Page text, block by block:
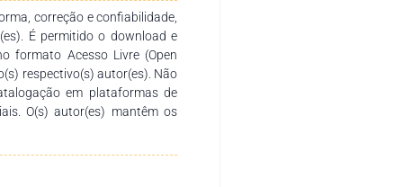
correção e confiabilidade,
É permitido o download e
formato Acesso Livre (Open
respectivo(s) autor(es). Não
em plataformas de
O(s) autor(es) mantêm os